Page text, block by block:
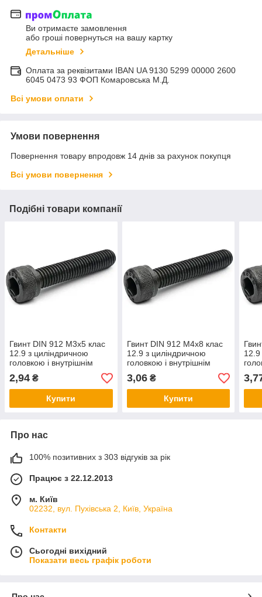
Ви отримаєте замовлення
або гроші повернуться на вашу картку
Детальніше
Оплата за реквізитами IBAN UA 9130 5299 00000 2600
6045 0473 93 ФОП Комаровська М.Д.
Всі умови оплати
Умови повернення
Повернення товару впродовж 14 днів за рахунок покупця
Всі умови повернення
Подібні товари компанії
Гвинт DIN 912 М3х5 клас
12.9 з циліндричною
головкою і внутрішнім
шестигранником без
покриття
2,94 ₴
Купити
Гвинт DIN 912 М4х8 клас
12.9 з циліндричною
головкою і внутрішнім
шестигранником без
покриття
3,06₴
Купити
12.9
Про нас
100% позитивних з 303 відгуків за рік
Працює з 22.12.2013
м. Київ
02232, вул. Пухівська 2, Київ, Україна
Контакти
Сьогодні вихідний
Показати весь графік роботи